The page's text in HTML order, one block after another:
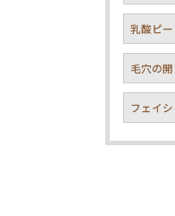
乳酸ピ
毛穴の開
フェイ